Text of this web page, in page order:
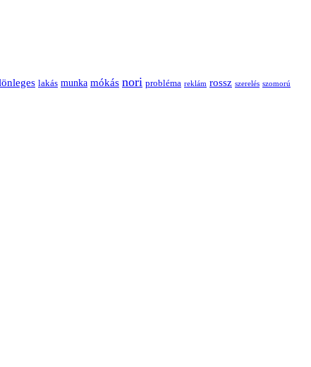
lakás munka mókás nori probléma reklám rossz szerelés szomorú